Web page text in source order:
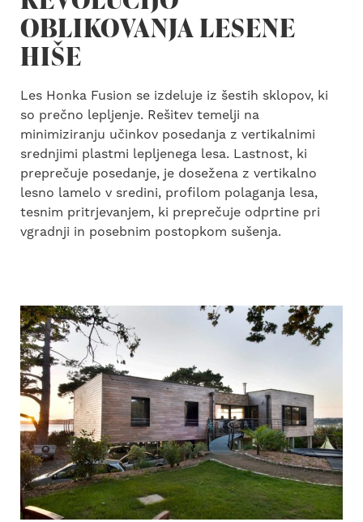
OBLIKOVANJA LESENE
HIŠE
Les Honka Fusion se izdeluje iz šestih sklopov, ki
so prečno lepljenje. Rešitev temelji na
minimiziranju učinkov posedanja z vertikalnimi
srednjimi plastmi lepljenega lesa. Lastnost, ki
preprečuje posedanje, je dosežena z vertikalno
lesno lamelo v sredini, profilom polaganja lesa,
tesnim pritrjevanjem, ki preprečuje odprtine pri
vgradnji in posebnim postopkom sušenja.